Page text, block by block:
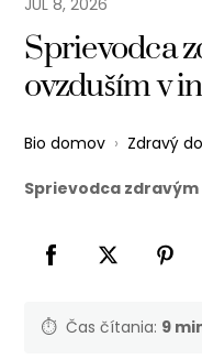
JÚL 8,2026
Sprievodca
ovzduším v
Bio domov › Zdravý
Sprievodca
⏱️ Čas čítania: 9